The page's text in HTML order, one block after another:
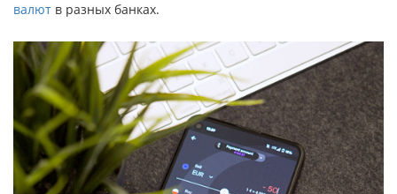
валют в разных банках.